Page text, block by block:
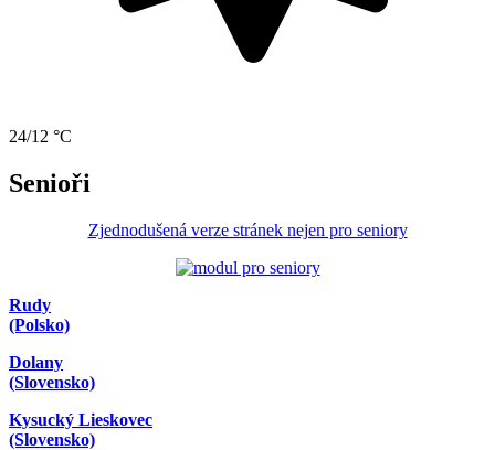
24/12 °C
Senioři
Zjednodušená verze stránek nejen pro seniory
Rudy
(Polsko)
Dolany
(Slovensko)
Kysucký Lieskovec
(Slovensko)